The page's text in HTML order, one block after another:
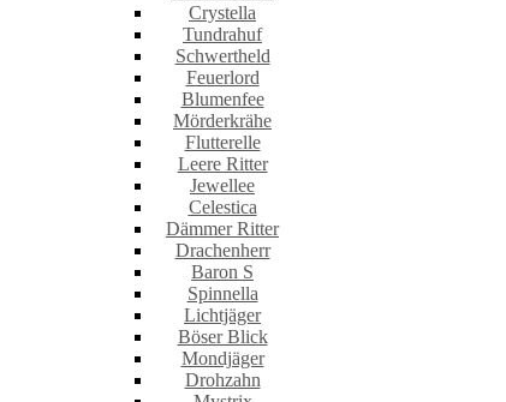
Crystella
Tundrahuf
Schwertheld
Feuerlord
Blumenfee
Mörderkrähe
Flutterelle
Leere Ritter
Jewellee
Celestica
Dämmer Ritter
Drachenherr
Baron S
Spinnella
Lichtjäger
Böser Blick
Mondjäger
Drohzahn